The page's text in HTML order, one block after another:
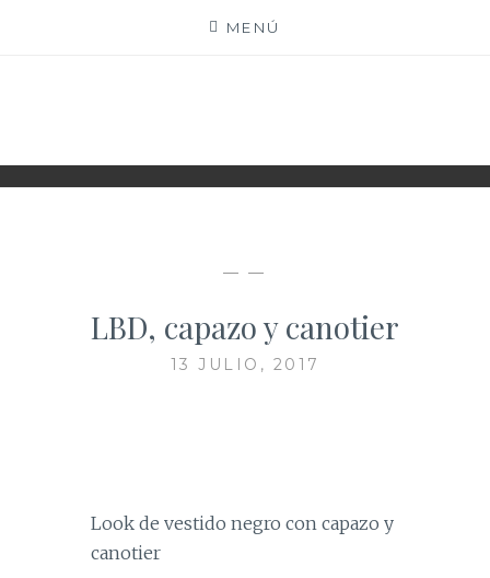
MENÚ
— —
LBD, capazo y canotier
13 JULIO, 2017
Look de vestido negro con capazo y
canotier